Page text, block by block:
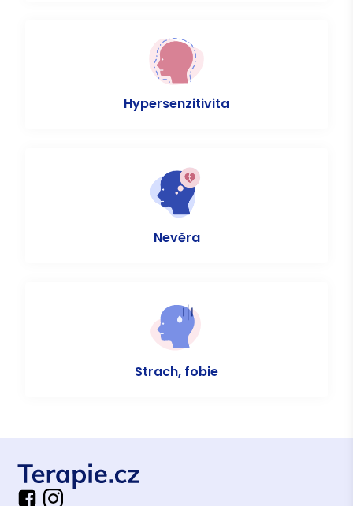
Hypersenzitivita
Nevěra
Strach, fobie